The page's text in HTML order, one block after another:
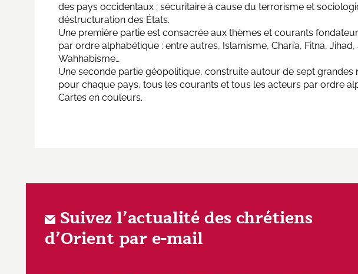
des pays occidentaux : sécuritaire à cause du terrorisme et
déstructuration des États.
Une première partie est consacrée aux thèmes et courants
par ordre alphabétique : entre autres, Islamisme, Chari’a, Fitna,
Wahhabisme…
Une seconde partie géopolitique, construite autour de sept grandes
pour chaque pays, tous les courants et tous les acteurs par ordre
Cartes en couleurs.
Suivez l’actualité des chrétiens
d’Orient par e-mail